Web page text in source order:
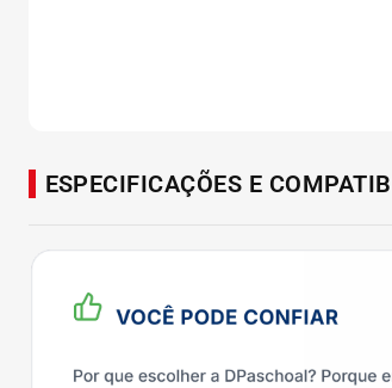
ESPECIFICAÇÕES E